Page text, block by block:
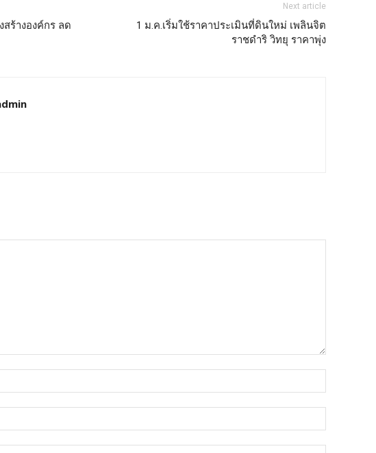
ร้างองค์กร ลด
Next article
1 ม.ค.เริ่มใช้ราคาประเมินที่ดินใหม่ เพลินจิต
ราชดำริ วิทยุ ราคาพุ่ง